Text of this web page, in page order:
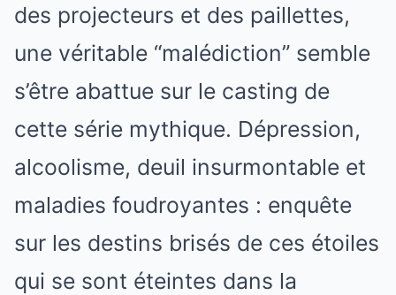
des projecteurs et des paillettes,
une véritable “malédiction” semble
s’être abattue sur le casting de
cette série mythique. Dépression,
alcoolisme, deuil insurmontable et
maladies foudroyantes : enquête
sur les destins brisés de ces étoiles
qui se sont éteintes dans la